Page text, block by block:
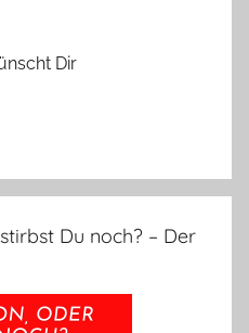
Dir
Du noch? – Der